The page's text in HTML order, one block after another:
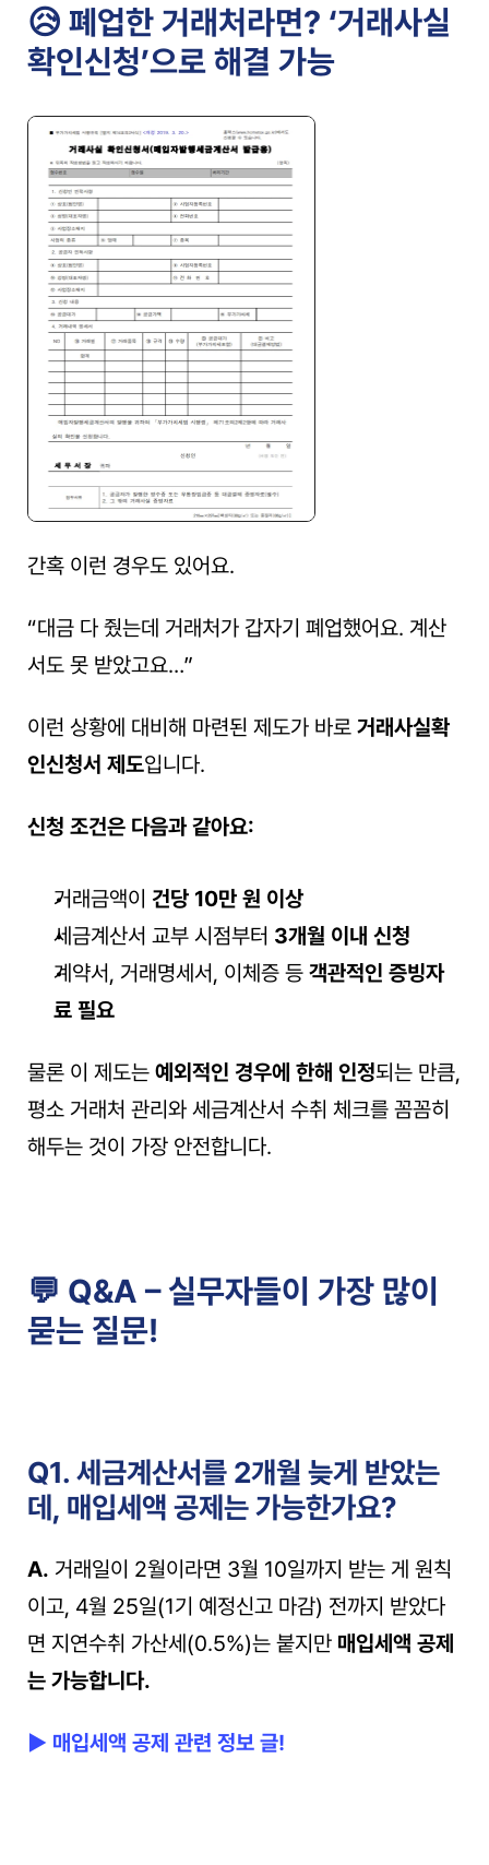
😥 폐업한 거래처라면? ‘거래사실
확인신청’으로 해결 가능
간혹 이런 경우도 있어요.
“대금 다 줬는데 거래처가 갑자기 폐업했어요. 계산
서도 못 받았고요…”
이런 상황에 대비해 마련된 제도가 바로 거래사실확
인신청서 제도입니다.
신청 조건은 다음과 같아요:
거래금액이 건당 10만 원 이상
세금계산서 교부 시점부터 3개월 이내 신청
계약서, 거래명세서, 이체증 등 객관적인 증빙자
료 필요
물론 이 제도는 예외적인 경우에 한해 인정되는 만큼,
평소 거래처 관리와 세금계산서 수취 체크를 꼼꼼히
해두는 것이 가장 안전합니다.
💬 Q&A – 실무자들이 가장 많이
묻는 질문!
Q1. 세금계산서를 2개월 늦게 받았는
데, 매입세액 공제는 가능한가요?
A. 거래일이 2월이라면 3월 10일까지 받는 게 원칙
이고, 4월 25일(1기 예정신고 마감) 전까지 받았다
면 지연수취 가산세(0.5%)는 붙지만 매입세액 공제
는 가능합니다.
▶ 매입세액 공제 관련 정보 글!